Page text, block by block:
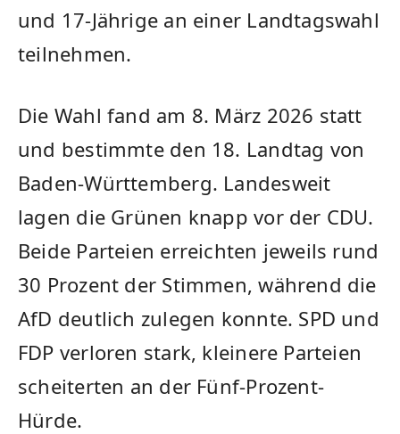
und 17-Jährige an einer Landtagswahl
teilnehmen.
Die Wahl fand am 8. März 2026 statt
und bestimmte den 18. Landtag von
Baden-Württemberg. Landesweit
lagen die Grünen knapp vor der CDU.
Beide Parteien erreichten jeweils rund
30 Prozent der Stimmen, während die
AfD deutlich zulegen konnte. SPD und
FDP verloren stark, kleinere Parteien
scheiterten an der Fünf-Prozent-
Hürde.